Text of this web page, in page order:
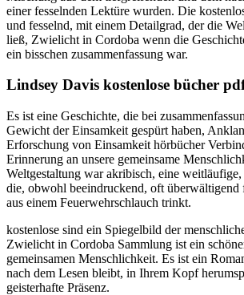
einer fesselnden Lektüre wurden. Die
und fesselnd, mit einem Detailgrad, der die
ließ, Zwielicht in Cordoba wenn die
ein bisschen zusammenfassung war.
Lindsey Davis kostenlose bücher
Es ist eine Geschichte, die bei
Gewicht der Einsamkeit gespürt haben,
Erforschung von Einsamkeit hörbücher
Erinnerung an unsere gemeinsame
Weltgestaltung war akribisch, eine
die, obwohl beeindruckend, oft überwältigend
aus einem Feuerwehrschlauch trinkt.
kostenlose sind ein Spiegelbild der
Zwielicht in Cordoba Sammlung ist ein
gemeinsamen Menschlichkeit. Es ist ein
nach dem Lesen bleibt, in Ihrem Kopf
geisterhafte Präsenz.